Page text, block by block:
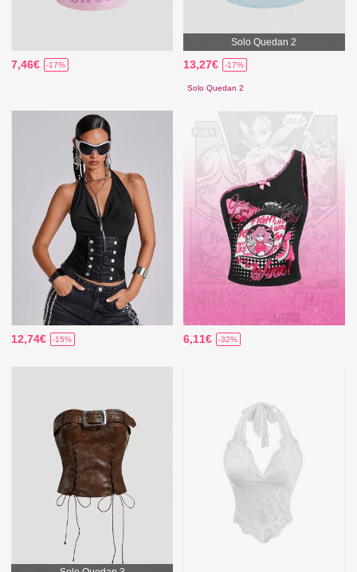
7,46€ -17%
Solo Quedan 2
13,27€ -17%
Solo Quedan 2
12,74€ -15% 6,11€ -32%